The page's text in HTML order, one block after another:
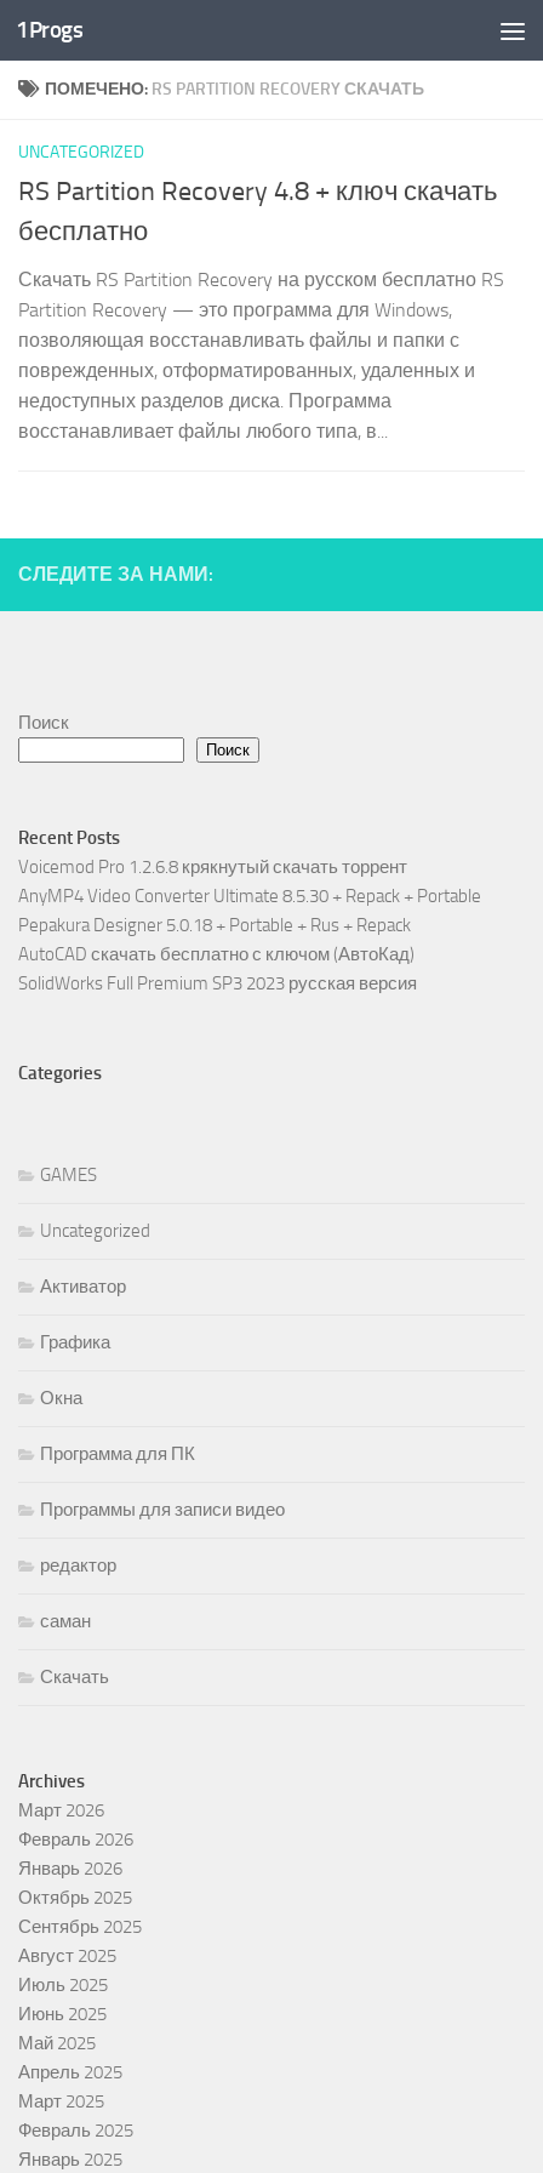
Перейти к содержимому
1Progs
ПОМЕЧЕНО: RS PARTITION RECOVERY СКАЧАТЬ
UNCATEGORIZED
RS Partition Recovery 4.8 + ключ скачать
бесплатно
Скачать RS Partition Recovery на русском бесплатно RS
Partition Recovery — это программа для Windows,
позволяющая восстанавливать файлы и папки с
поврежденных, отформатированных, удаленных и
недоступных разделов диска. Программа
восстанавливает файлы любого типа, в...
СЛЕДИТЕ ЗА НАМИ:
Поиск
Поиск
Recent Posts
Voicemod Pro 1.2.6.8 крякнутый скачать торрент
AnyMP4 Video Converter Ultimate 8.5.30 + Repack + Portable
Pepakura Designer 5.0.18 + Portable + Rus + Repack
AutoCAD скачать бесплатно с ключом (АвтоКад)
SolidWorks Full Premium SP3 2023 русская версия
Categories
GAMES
Uncategorized
Активатор
Графика
Окна
Программа для ПК
Программы для записи видео
редактор
саман
Скачать
Archives
Март 2026
Февраль 2026
Январь 2026
Октябрь 2025
Сентябрь 2025
Август 2025
Июль 2025
Июнь 2025
Май 2025
Апрель 2025
Март 2025
Февраль 2025
Январь 2025